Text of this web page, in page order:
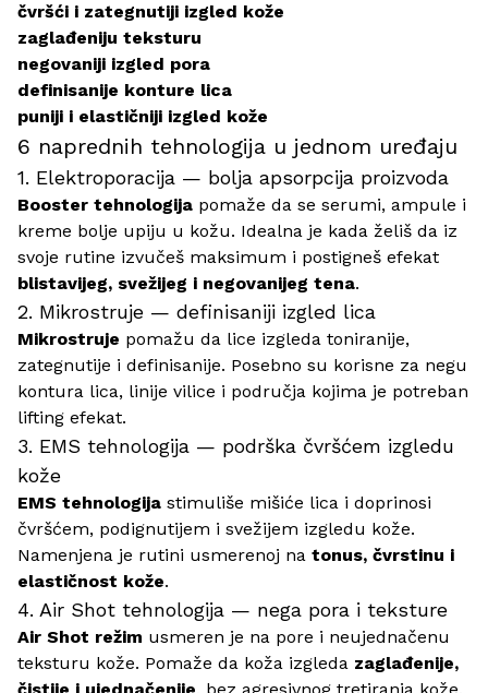
čvršći i zategnutiji izgled kože
zaglađeniju teksturu
negovaniji izgled pora
definisanije konture lica
puniji i elastičniji izgled kože
6 naprednih tehnologija u jednom uređaju
1. Elektroporacija — bolja apsorpcija proizvoda
Booster tehnologija pomaže da se serumi, ampule i
kreme bolje upiju u kožu. Idealna je kada želiš da iz
svoje rutine izvučeš maksimum i postigneš efekat
blistavijeg, svežijeg i negovanijeg tena.
2. Mikrostruje — definisaniji izgled lica
Mikrostruje pomažu da lice izgleda toniranije,
zategnutije i definisanije. Posebno su korisne za negu
kontura lica, linije vilice i područja kojima je potreban
lifting efekat.
3. EMS tehnologija — podrška čvršćem izgledu
kože
EMS tehnologija stimuliše mišiće lica i doprinosi
čvršćem, podignutijem i svežijem izgledu kože.
Namenjena je rutini usmerenoj na tonus, čvrstinu i
elastičnost kože.
4. Air Shot tehnologija — nega pora i teksture
Air Shot režim usmeren je na pore i neujednačenu
teksturu kože. Pomaže da koža izgleda zaglađenije,